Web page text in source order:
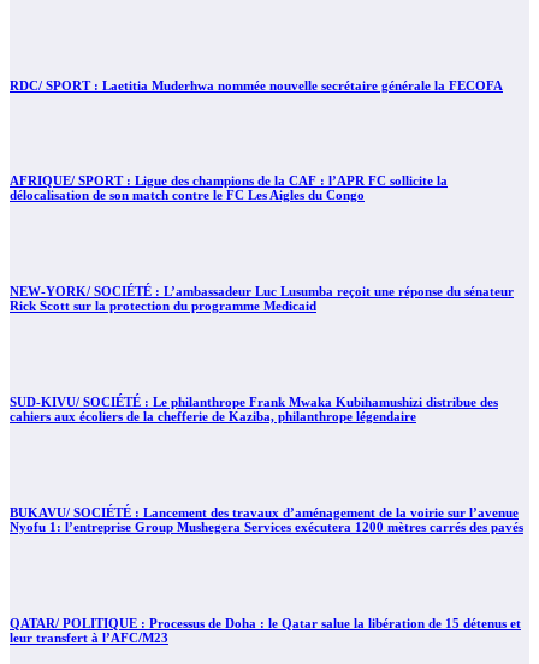
RDC/ SPORT : Laetitia Muderhwa nommée nouvelle secrétaire générale la FECOFA
AFRIQUE/ SPORT : Ligue des champions de la CAF : l’APR FC sollicite la
délocalisation de son match contre le FC Les Aigles du Congo
NEW-YORK/ SOCIÉTÉ : L’ambassadeur Luc Lusumba reçoit une réponse du sénateur
Rick Scott sur la protection du programme Medicaid
SUD-KIVU/ SOCIÉTÉ : Le philanthrope Frank Mwaka Kubihamushizi distribue des
cahiers aux écoliers de la chefferie de Kaziba, philanthrope légendaire
BUKAVU/ SOCIÉTÉ : Lancement des travaux d’aménagement de la voirie sur l’avenue
Nyofu 1: l’entreprise Group Mushegera Services exécutera 1200 mètres carrés des pavés
QATAR/ POLITIQUE : Processus de Doha : le Qatar salue la libération de 15 détenus et
leur transfert à l’AFC/M23